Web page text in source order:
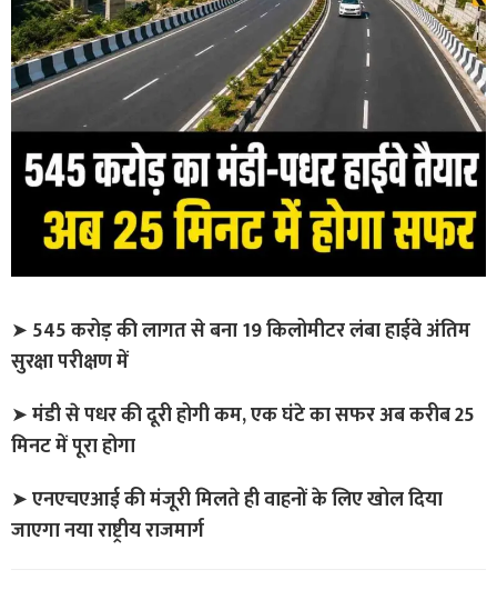
➤ 545 करोड़ की लागत से बना 19 किलोमीटर लंबा हाईवे अंतिम
सुरक्षा परीक्षण में
➤मंडी से पधर की दूरी होगी कम, एक घंटे का सफर अब करीब 25
मिनट में पूरा होगा
➤एनएचएआई की मंजूरी मिलते ही वाहनों के लिए खोल दिया
जाएगा नया राष्ट्रीय राजमार्ग